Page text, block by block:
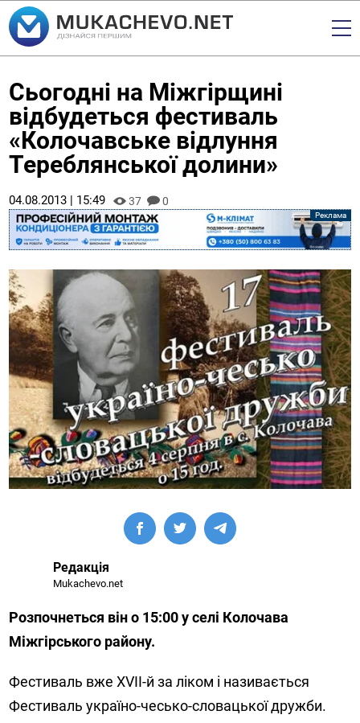
Сьогодні на Міжгірщині
відбудеться фестиваль
«Колочавське відлуння
Тереблянської долини»
04.08.2013 | 15:49 37 0
Редакція
Mukachevo.net
Розпочнеться він о 15:00 у селі Колочава
Міжгірського району.
Фестиваль вже XVII-й за ліком і називається
Фестиваль україно-чесько-словацької дружби.